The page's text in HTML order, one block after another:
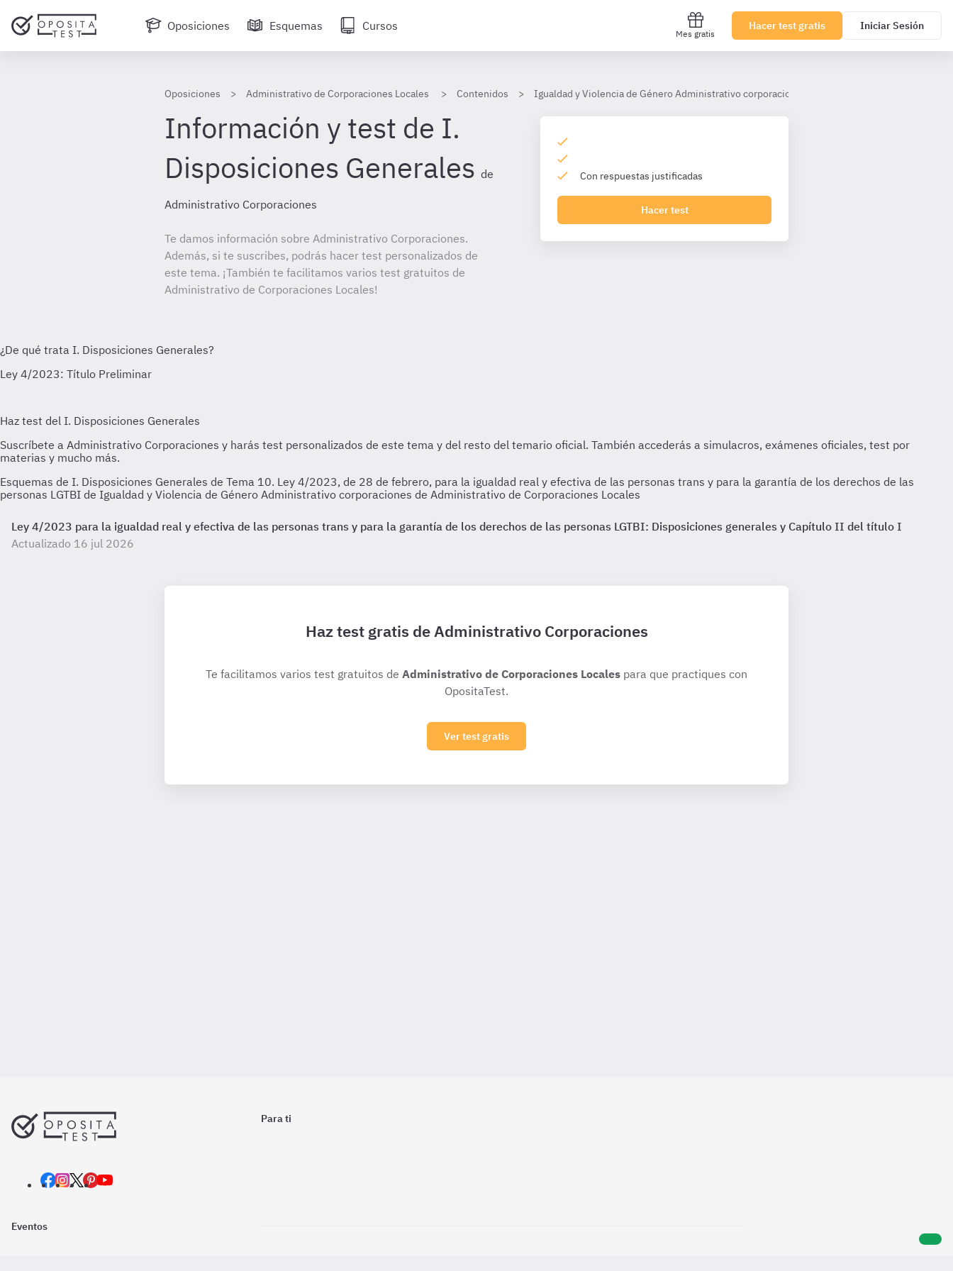
Oposiciones Esquemas Cursos
Mes gratis
Hacer test gratis Iniciar Sesión
Oposiciones Administrativo de Corporaciones Locales Contenidos Igualdad y Violencia de Género Administrativo corporaciones
Información y test de I.
Disposiciones Generales de
Administrativo Corporaciones
Te damos información sobre Administrativo Corporaciones.
Además, si te suscribes, podrás hacer test personalizados de
este tema. ¡También te facilitamos varios test gratuitos de
Administrativo de Corporaciones Locales!
Con respuestas justificadas
Hacer test
Esquemas de I. Disposiciones Generales de Tema 10. Ley 4/2023, de 28 de febrero, para la igualdad real y efectiva de las personas trans y para la garantía de los derechos de las
personas LGTBI de Igualdad y Violencia de Género Administrativo corporaciones de Administrativo de Corporaciones Locales
Ley 4/2023 para la igualdad real y efectiva de las personas trans y para la garantía de los derechos de las personas LGTBI: Disposiciones generales y Capítulo II del título I
Actualizado 16 jul 2026
Haz test gratis de Administrativo Corporaciones
Te facilitamos varios test gratuitos de Administrativo de Corporaciones Locales para que practiques con
OpositaTest.
Ver test gratis
Para ti
Eventos